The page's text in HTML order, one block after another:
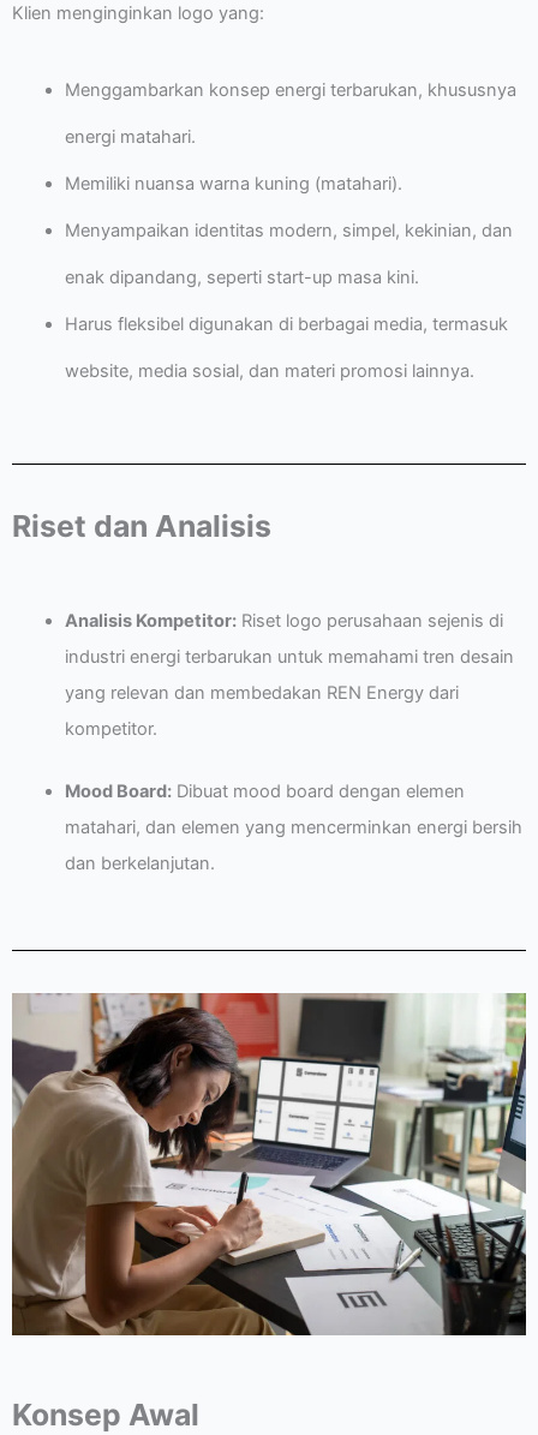
Klien menginginkan logo yang:
Menggambarkan konsep energi terbarukan, khususnya
energi matahari.
Memiliki nuansa warna kuning (matahari).
Menyampaikan identitas modern, simpel, kekinian, dan
enak dipandang, seperti start-up masa kini.
Harus fleksibel digunakan di berbagai media, termasuk
website, media sosial, dan materi promosi lainnya.
Riset dan Analisis
Analisis Kompetitor:Riset logo perusahaan sejenis di
industri energi terbarukan untuk memahami tren desain
yang relevan dan membedakan REN Energy dari
kompetitor.
Mood Board:Dibuat mood board dengan elemen
matahari, dan elemen yang mencerminkan energi bersih
dan berkelanjutan.
Konsep Awal